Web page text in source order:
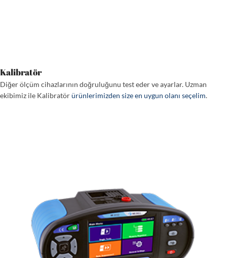
Kalibratör
Diğer ölçüm cihazlarının doğruluğunu test eder ve ayarlar. Uzman
ekibimiz ile Kalibratörürünlerimizden size en uygun olanı seçelim.